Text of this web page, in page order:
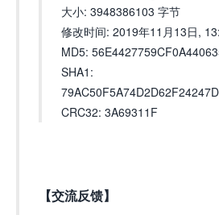
大小: 3948386103 字节
修改时间: 2019年11月13日,
MD5:
SHA1:
CRC32: 3A69311F
【交流反馈】